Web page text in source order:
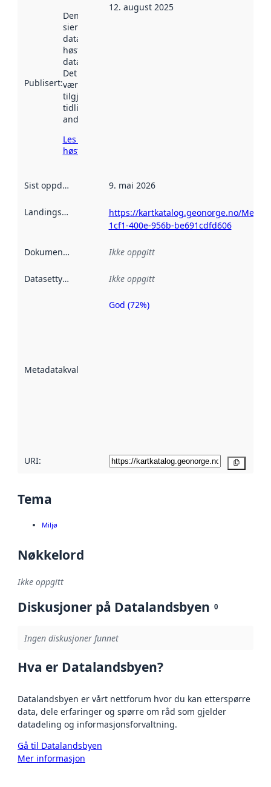
Publisert:
Denne datoen
sier når
datasettet ble
høstet av
data.norge.no.
Det kan ha
vært
tilgjengelig
tidligere
andre steder.
Les mer om
høsting her
12. august 2025
Sist oppdatert 9. mai 2026
Landingsside
https://kartkatalog.geonorge.no/
1cf1-400e-956b-be691cdfd606
Dokumentasjon Ikke oppgitt
Datasettype Ikke oppgitt
Metadatakvalitet
Metadatakvalitet
God (72%)
URI:
Tema
Miljø
Nøkkelord
Ikke oppgitt
Diskusjoner på Datalandsbyen 0
Ingen diskusjoner funnet
Hva er Datalandsbyen?
Datalandsbyen er vårt nettforum hvor du kan etterspørre
data, dele erfaringer og spørre om råd som gjelder
datadeling og informasjonsforvaltning.
Gå til Datalandsbyen
Mer informasjon